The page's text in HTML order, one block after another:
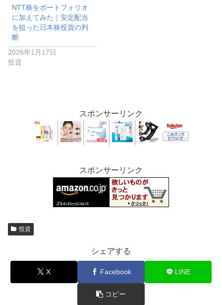
NTT株をポートフォリオ
に加えてみた｜安定配当
を狙った日本株投資の判
断
2026年1月17日
投資
スポンサーリンク
スポンサーリンク
投資
シェアする
X Facebook LINE
コピー